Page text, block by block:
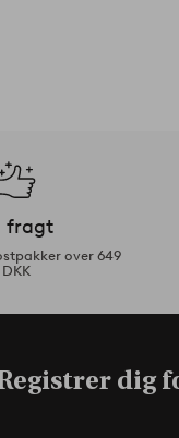
fragt
over 649
DKK
dig